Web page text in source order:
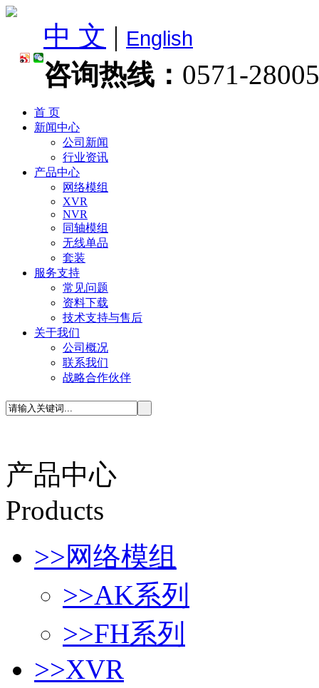
中 文 | English
咨询热线： 0571-
首 页
新闻中心
公司新闻
行业资讯
产品中心
网络模组
XVR
NVR
同轴模组
无线单品
套装
服务支持
常见问题
资料下载
技术支持与售后
关于我们
公司概况
联系我们
战略合作伙伴
产品中心
Products
>>网络模组
>>AK系列
>>FH系列
>>XVR